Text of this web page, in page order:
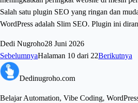
Salah satu plugin SEO yang ringan dan
WordPress adalah Slim SEO. Plugin ini
Dedi Nugroho28 Juni 2026
SebelumnyaHalaman 10 dari 22Berikutnya
Dedinugroho.com
Belajar Automation, Vibe Coding,